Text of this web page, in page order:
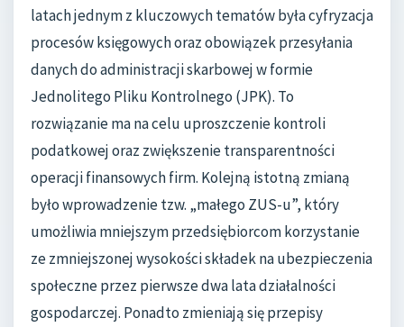
latach jednym z kluczowych tematów była cyfryzacja
procesów księgowych oraz obowiązek przesyłania
danych do administracji skarbowej w formie
Jednolitego Pliku Kontrolnego (JPK). To
rozwiązanie ma na celu uproszczenie kontroli
podatkowej oraz zwiększenie transparentności
operacji finansowych firm. Kolejną istotną zmianą
było wprowadzenie tzw. „małego ZUS-u”, który
umożliwia mniejszym przedsiębiorcom korzystanie
ze zmniejszonej wysokości składek na ubezpieczenia
społeczne przez pierwsze dwa lata działalności
gospodarczej. Ponadto zmieniają się przepisy